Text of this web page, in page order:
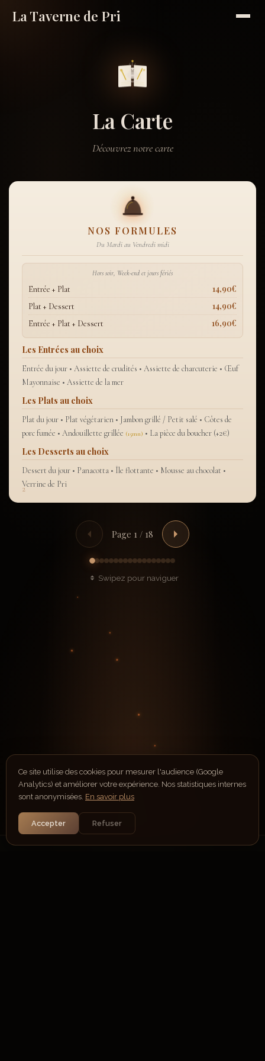
La Taverne de Pri
La Carte
Découvrez notre carte
NOS FORMULES
Du Mardi au Vendredi midi
Hors soir, Week-end et jours fériés
Entrée + Plat 14,90€
Plat + Dessert 14,90€
Entrée + Plat + Dessert 16,90€
Les Entrées au choix
Entrée du jour • Assiette de crudités • Assiette de charcuterie • Œuf
Mayonnaise • Assiette de la mer
Les Plats au choix
Plat du jour • Plat végétarien • Jambon grillé / Petit salé • Côtes de
porc fumée • Andouillette grillée (15mn) • La pièce du boucher (+2€)
Les Desserts au choix
Dessert du jour • Panacotta • Île flottante • Mousse au chocolat •
Verrine de Pri
2
Page 1 / 18
Swipez pour naviguer
Ce site utilise des cookies pour mesurer l'audience (Google
Analytics) et améliorer votre expérience. Nos statistiques internes
sont anonymisées. En savoir plus
Accepter Refuser